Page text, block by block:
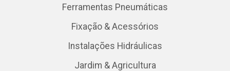
Ferramentas Pneumáticas
Fixação & Acessórios
Instalações Hidráulicas
Jardim & Agricultura